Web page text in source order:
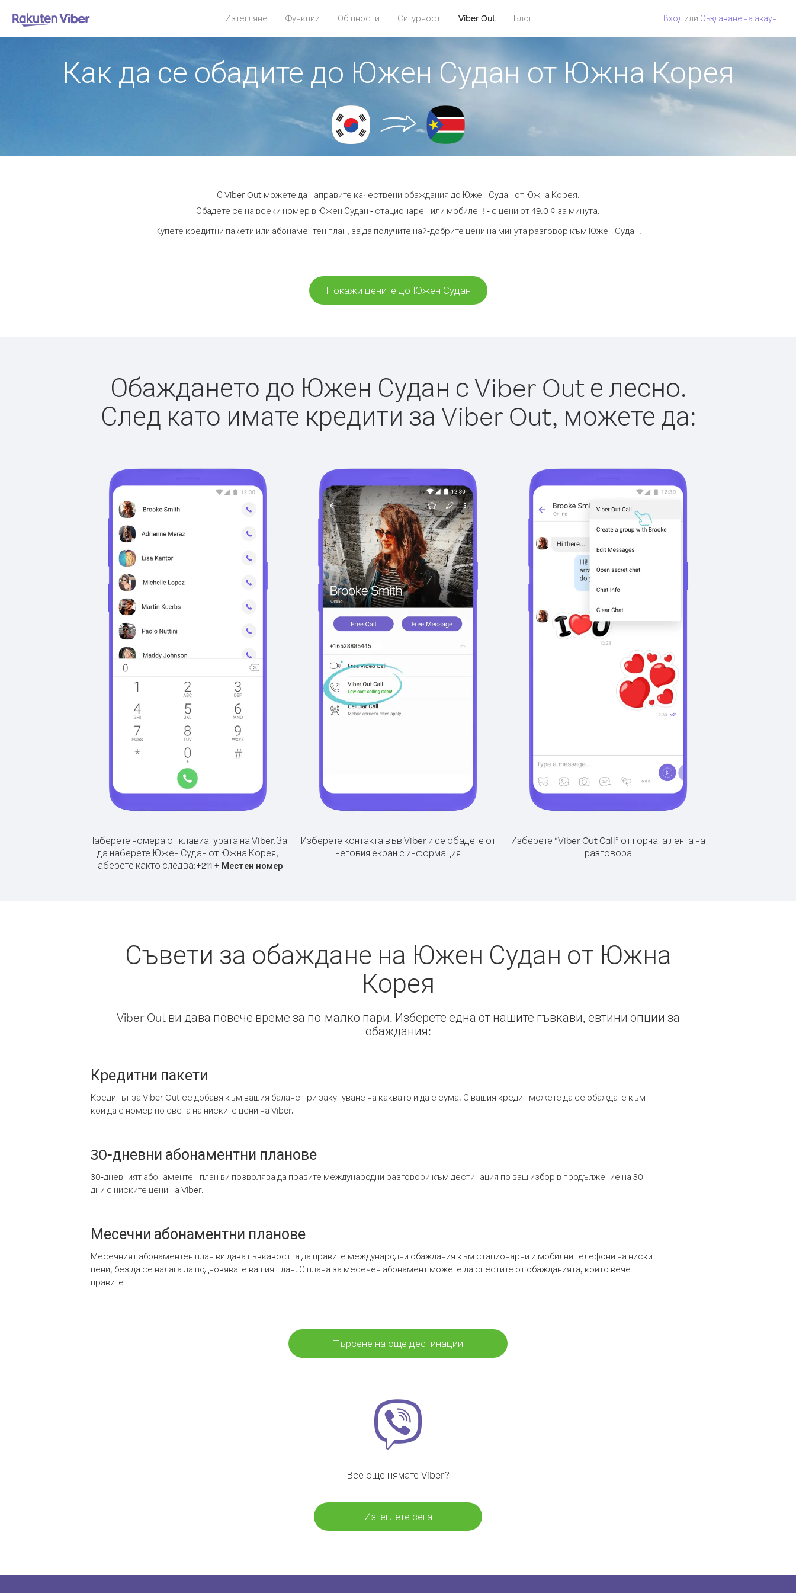
Изтегляне Функции Общности Сигурност Viber Out Блог Вход или Създаване на акаунт
Как да се обадите до Южен Судан от Южна Корея
С Viber Out можете да направите качествени обаждания до Южен Судан от Южна Корея.
Обадете се на всеки номер в Южен Судан - стационарен или мобилен! - с цени от 49.0 ¢ за минута.
Купете кредитни пакети или абонаментен план, за да получите най-добрите цени на минута разговор към Южен Судан.
Покажи цените до Южен Судан
Обаждането до Южен Судан с Viber Out е лесно.
След като имате кредити за Viber Out, можете да:
Наберете номера от клавиатурата на Viber.За
да наберете Южен Судан от Южна Корея,
наберете както следва:+211+ Местен номер
Изберете контакта във Viber и се обадете от
неговия екран с информация
Изберете “Viber Out Call” от горната лента на
разговора
Съвети за обаждане на Южен Судан от Южна
Корея
Viber Out ви дава повече време за по-малко пари. Изберете една от нашите гъвкави, евтини опции за
обаждания:
Кредитни пакети
Кредитът за Viber Out се добавя към вашия баланс при закупуване на каквато и да е сума. С вашия кредит можете да се обаждате към
кой да е номер по света на ниските цени на Viber.
30-дневни абонаментни планове
30-дневният абонаментен план ви позволява да правите международни разговори към дестинация по ваш избор в продължение на 30
дни с ниските цени на Viber.
Месечни абонаментни планове
Месечният абонаментен план ви дава гъвкавостта да правите международни обаждания към стационарни и мобилни телефони на ниски
цени, без да се налага да подновявате вашия план. С плана за месечен абонамент можете да спестите от обажданията, които вече
правите
Търсене на още дестинации
Все още нямате Viber?
Изтеглете сега